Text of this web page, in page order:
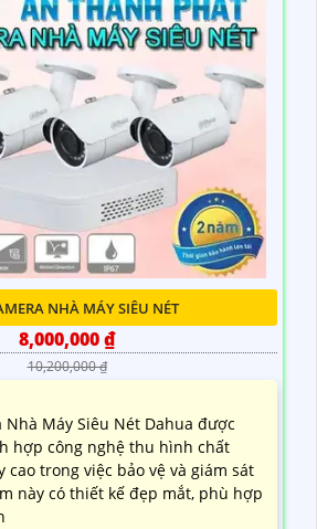
NHÀ MÁY SIÊU NÉT
8,000,000 ₫
10,200,000 ₫
Nhà Máy Siêu Nét Dahua được
hợp công nghệ thu hình chất
cao trong việc bảo vệ và giám sát
này có thiết kế đẹp mắt, phù hợp